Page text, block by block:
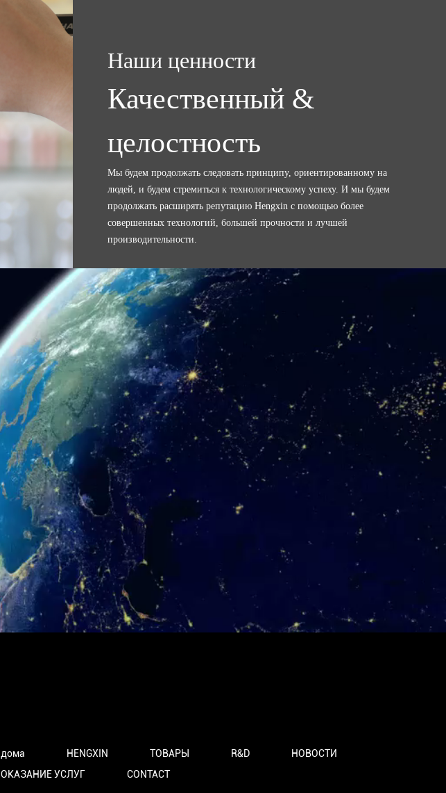
Наши ценности
Качественный &
целостность
Мы будем продолжать следовать принципу, ориентированному на
людей, и будем стремиться к технологическому успеху. И мы будем
продолжать расширять репутацию Hengxin с помощью более
совершенных технологий, большей прочности и лучшей
производительности.
дома HENGXIN ТОВАРЫ R&D
НОВОСТИ
ОКАЗАНИЕ УСЛУГ
CONTACT